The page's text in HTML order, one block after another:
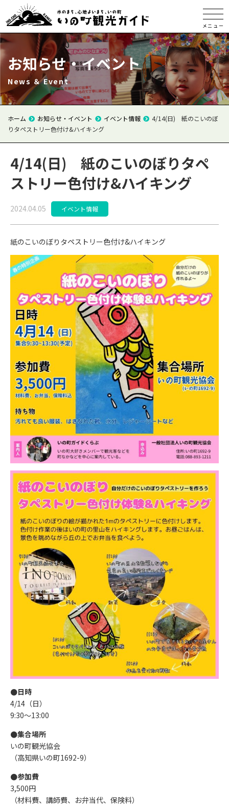
メニュー
お知らせ・イベント
News ＆ Event
ホーム お知らせ・イベント イベント情報
4/14(日) 紙のこいのぼ
りタペストリー色付け&ハイキング
4/14(日) 紙のこいのぼりタペ
ストリー色付け&ハイキング
2024.04.05 イベント情報
紙のこいのぼりタペストリー色付け&ハイキング
●日時
4/14（日）
9:30〜13:00
●集合場所
いの町観光協会
（高知県いの町1692-9）
●参加費
3,500円
（材料費、講師費、お弁当代、保険料）